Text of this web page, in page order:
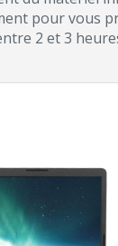
pour vous
2 et 3